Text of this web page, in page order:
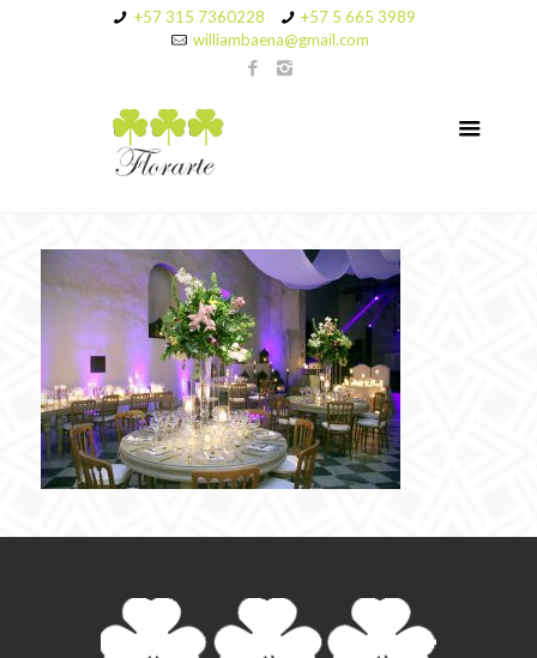
+57 315 7360228
+57 5 665 3989
williambaena@gmail.com